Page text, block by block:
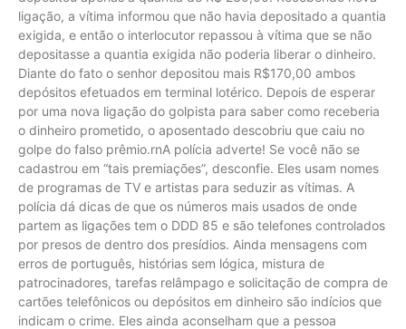
ligação, a vítima informou que não havia depositado a quantia
exigida, e então o interlocutor repassou à vítima que se não
depositasse a quantia exigida não poderia liberar o dinheiro.
Diante do fato o senhor depositou mais R$170,00 ambos
depósitos efetuados em terminal lotérico. Depois de esperar
por uma nova ligação do golpista para saber como receberia
o dinheiro prometido, o aposentado descobriu que caiu no
golpe do falso prêmio.rnA polícia adverte! Se você não se
cadastrou em “tais premiações”, desconfie. Eles usam nomes
de programas de TV e artistas para seduzir as vítimas. A
polícia dá dicas de que os números mais usados de onde
partem as ligações tem o DDD 85 e são telefones controlados
por presos de dentro dos presídios. Ainda mensagens com
erros de português, histórias sem lógica, mistura de
patrocinadores, tarefas relâmpago e solicitação de compra de
cartões telefônicos ou depósitos em dinheiro são indícios que
indicam o crime. Eles ainda aconselham que a pessoa